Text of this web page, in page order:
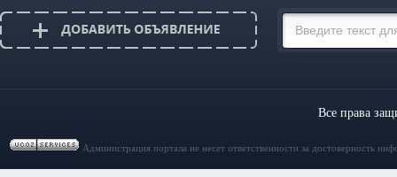
Все права
Администрация портала не несет ответственности за достоверность